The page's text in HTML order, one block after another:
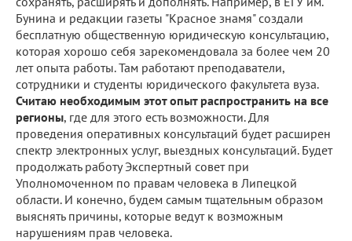
Бунина и редакции газеты "Красное знамя" создали
бесплатную общественную юридическую консультацию,
которая хорошо себя зарекомендовала за более чем 20
лет опыта работы. Там работают преподаватели,
сотрудники и студенты юридического факультета вуза.
Считаю необходимым этот опыт распространить на все
регионы, где для этого есть возможности. Для
проведения оперативных консультаций будет расширен
спектр электронных услуг, выездных консультаций. Будет
продолжать работу Экспертный совет при
Уполномоченном по правам человека в Липецкой
области. И конечно, будем самым тщательным образом
выяснять причины, которые ведут к возможным
нарушениям прав человека.